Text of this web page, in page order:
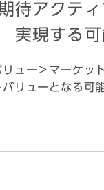
待アクテ
実現する
ュー＞マーケッ
リューとなる可